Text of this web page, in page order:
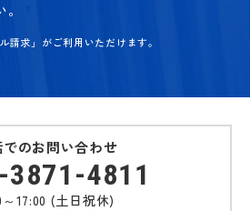
求」がご利用いただけます。
でのお問い合わせ
3871-4811
～17:00 (土日祝休)